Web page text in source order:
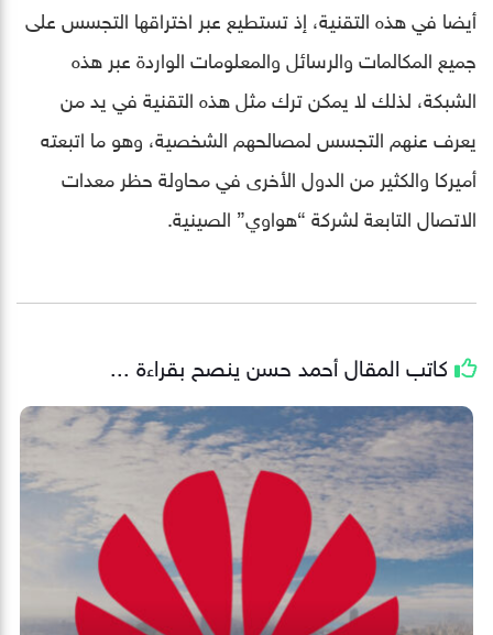
أيضا في هذه التقنية، إذ تستطيع عبر اختراقها التجسس على
جميع المكالمات والرسائل والمعلومات الواردة عبر هذه
الشبكة، لذلك لا يمكن ترك مثل هذه التقنية في يد من
يعرف عنهم التجسس لمصالحهم الشخصية، وهو ما اتبعته
أميركا والكثير من الدول الأخرى في محاولة حظر معدات
الاتصال التابعة لشركة “هواوي” الصينية.
كاتب المقالأحمد حسن ينصح بقراءة ...